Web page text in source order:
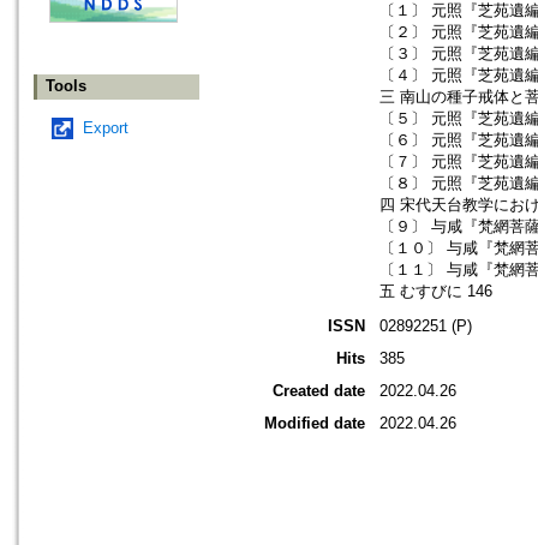
Tools
Export
〔１〕 元照『芝苑遺
〔２〕 元照『芝苑遺
〔３〕 元照『芝苑遺
〔４〕 元照『芝苑遺
三 南山の種子戒体と
〔５〕 元照『芝苑遺
〔６〕 元照『芝苑遺
〔７〕 元照『芝苑遺
〔８〕 元照『芝苑遺
四 宋代天台教学にお
〔９〕 与咸『梵網菩
〔１０〕 与咸『梵網
〔１１〕 与咸『梵網
五 むすびに 146
ISSN
02892251 (P)
Hits
385
Created date
2022.04.26
Modified date
2022.04.26